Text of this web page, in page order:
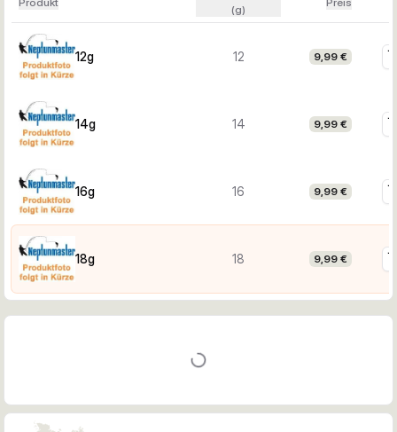
(g)
12g 12 9,99 €
14g 14 9,99 €
16g 16 9,99 €
18g 18 9,99 €